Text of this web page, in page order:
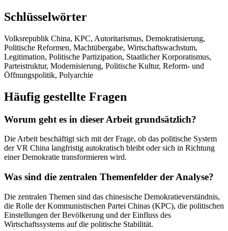
Schlüsselwörter
Volksrepublik China, KPC, Autoritarismus, Demokratisierung,
Politische Reformen, Machtübergabe, Wirtschaftswachstum,
Legitimation, Politische Partizipation, Staatlicher Korporatismus,
Parteistruktur, Modernisierung, Politische Kultur, Reform- und
Öffnungspolitik, Polyarchie
Häufig gestellte Fragen
Worum geht es in dieser Arbeit grundsätzlich?
Die Arbeit beschäftigt sich mit der Frage, ob das politische System
der VR China langfristig autokratisch bleibt oder sich in Richtung
einer Demokratie transformieren wird.
Was sind die zentralen Themenfelder der Analyse?
Die zentralen Themen sind das chinesische Demokratieverständnis,
die Rolle der Kommunistischen Partei Chinas (KPC), die politischen
Einstellungen der Bevölkerung und der Einfluss des
Wirtschaftssystems auf die politische Stabilität.